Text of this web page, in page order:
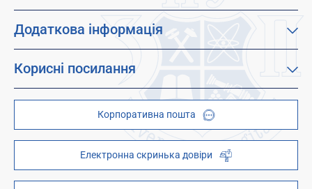
Місія, візія та цінності
Факультети
Студентам
Додаткова інформація
Дистанційне навчання
Дитячо-юнацький науковий університет (ДЮНУ)
Відокремлені структурні підрозділи
Наукова бібліотека
Телефонний довідник
Інституційний репозиторій
Корисні посилання
Стипендії і гранти
ZP - QR code
Молодіжний хаб «FREETIME»
Корпоративна пошта
Електронна скринька довіри